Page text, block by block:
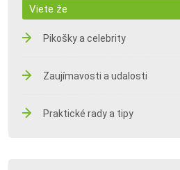
Viete že
Pikošky a celebrity
Zaujímavosti a udalosti
Praktické rady a tipy